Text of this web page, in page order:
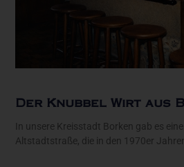
Der Knubbel Wirt aus
In unsere Kreisstadt Borken gab es
Altstadtstraße, die in den 1970er